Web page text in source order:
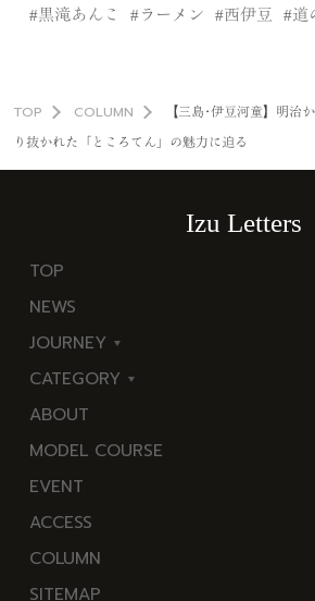
黒滝あんこ ラーメン 西伊豆 道
TOP COLUMN 【三島･伊豆河童】明治
り抜かれた「ところてん」の魅力に迫る
Izu Letters
TOP
NEWS
JOURNEY
東
伊
豆
西
伊
豆
南
CATEGORY
海
岬
温
泉
花
池・
ABOUT
MODEL COURSE
EVENT
ACCESS
COLUMN
SITEMAP